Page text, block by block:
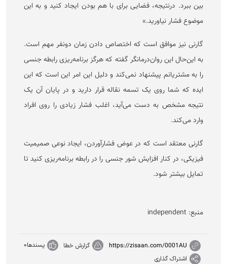
بین ببرد. درنتیجه، فضایی برای با هم بودن ایجاد کنید و به این
موضوع فشار نیاورید.»
گارنی نیز موافق است که اختصاص دادن زمان دونفر مهم است.
به این‌حال این روان‌درمانگر گفته که هرگز برنامه‌ریزی رابطه جنسی
را به مشتریانم پیشنهاد نمی‌کند و دلیل این امر این است که این
ایده که شما روی یک تسمه نقاله قرار دارید و در پایان آن یک
نتیجه مشخص به دست می‌آید، اغلب فشار زیادی را روی افراد
وارد می‌کند.
گارنی معتقد است که در عوض فشارآوردن، ایجاد نوعی صمیمیت
فیزیکی، در کنار افزایش شور جنسی را در رابطه برنامه‌ریزی کنید تا
تمایل بیشتر شود.
منبع: independent
https://zisaan.com/0001AU گزارش خطا پسندها0
اشتراک گذاری